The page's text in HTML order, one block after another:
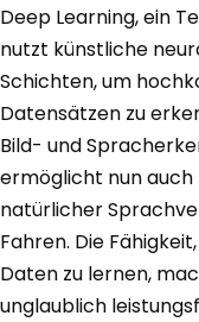
Deep Learning, ein
nutzt künstliche
Schichten, um
Datensätzen zu
Bild- und
ermöglicht nun
natürlicher
Fahren. Die
Daten zu lernen,
unglaublich